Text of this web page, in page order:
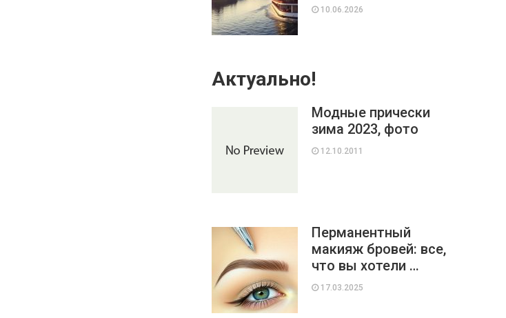
10.06.2026
Актуально!
Модные прически
зима 2023, фото
12.10.2011
Перманентный
макияж бровей: все,
что вы хотели …
17.03.2025